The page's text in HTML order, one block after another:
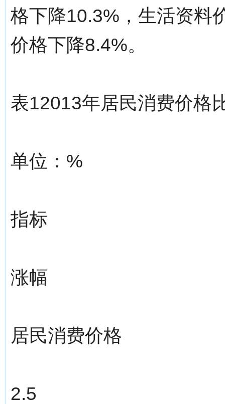
格下降10.3%，生活资料
价格下降8.4%。
表12013年居民消费价格
单位：%
指标
涨幅
居民消费价格
2.5